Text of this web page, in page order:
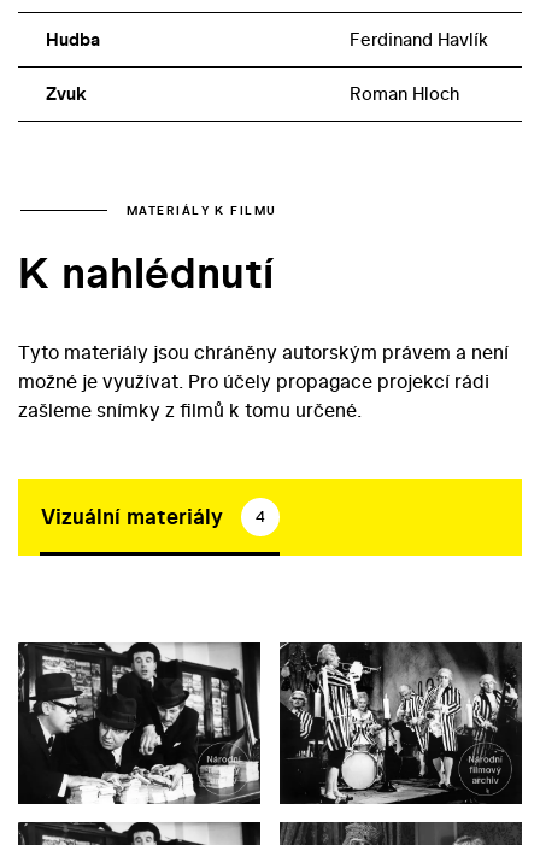
Hudba Ferdinand Havlík
Zvuk Roman Hloch
MATERIÁLY K FILMU
K nahlédnutí
Tyto materiály jsou chráněny autorským právem a není
možné je využívat. Pro účely propagace projekcí rádi
zašleme snímky z filmů k tomu určené.
Vizuální materiály 4